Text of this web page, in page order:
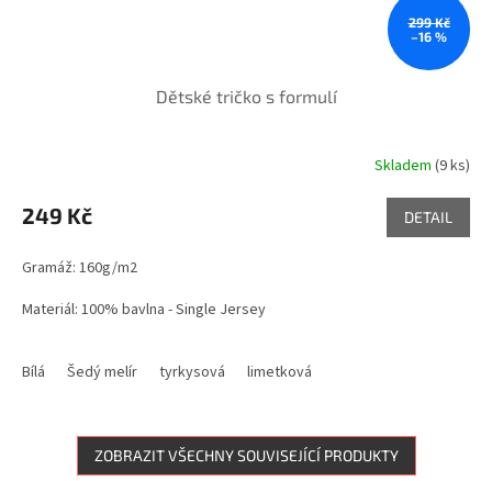
299 Kč
–16 %
Dětské tričko s formulí
Skladem (9 ks)
249 Kč DETAIL
Gramáž: 160g/m2
Materiál: 100% bavlna - Single Jersey
Bílá Šedý melír tyrkysová limetková
ZOBRAZIT VŠECHNY SOUVISEJÍCÍ PRODUKTY